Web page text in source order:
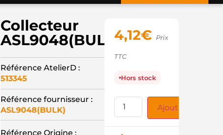
Collecteur
ASL9048(BULK)
Référence AtelierD :
513345
Référence fournisseur :
ASL9048(BULK)
Référence Origine :
4,12€ Prix
TTC
Hors stock
Ajouter au